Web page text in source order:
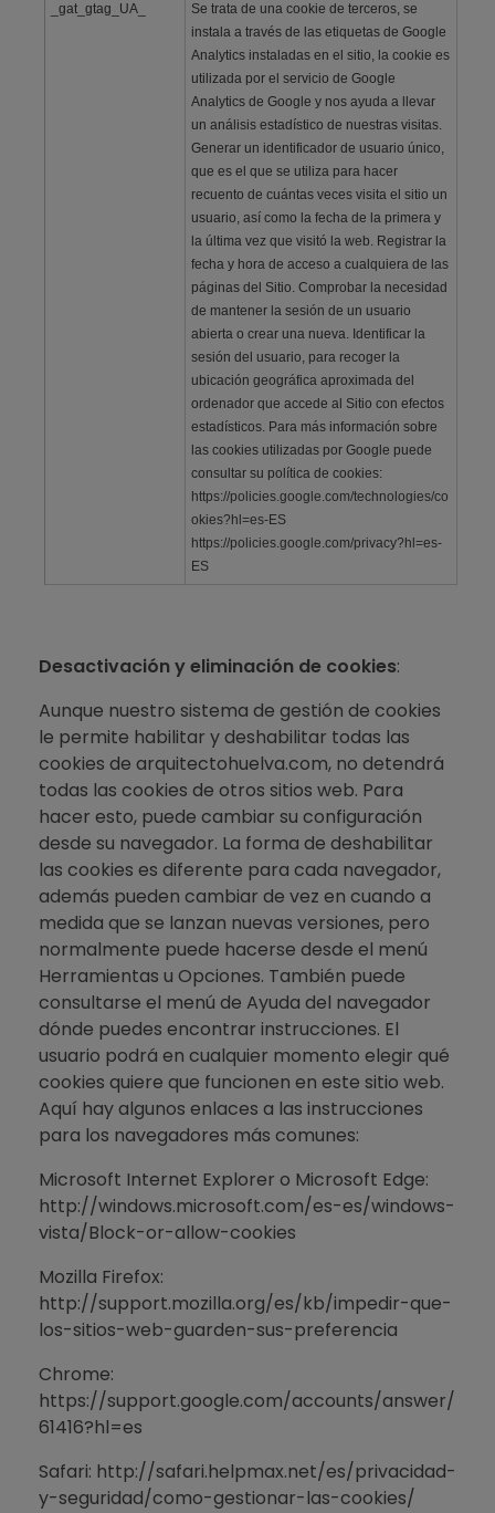
_gat_gtag_UA_
Se trata de una cookie de terceros, se
instala a través de las etiquetas de Google
Analytics instaladas en el sitio, la cookie es
utilizada por el servicio de Google
Analytics de Google y nos ayuda a llevar
un análisis estadístico de nuestras visitas.
Generar un identificador de usuario único,
que es el que se utiliza para hacer
recuento de cuántas veces visita el sitio un
usuario, así como la fecha de la primera y
la última vez que visitó la web. Registrar la
fecha y hora de acceso a cualquiera de las
páginas del Sitio. Comprobar la necesidad
de mantener la sesión de un usuario
abierta o crear una nueva. Identificar la
sesión del usuario, para recoger la
ubicación geográfica aproximada del
ordenador que accede al Sitio con efectos
estadísticos. Para más información sobre
las cookies utilizadas por Google puede
consultar su política de cookies:
https://policies.google.com/technologies/co
okies?hl=es-ES
https://policies.google.com/privacy?hl=es-
ES
Desactivación y eliminación de cookies:
Aunque nuestro sistema de gestión de cookies
le permite habilitar y deshabilitar todas las
cookies de arquitectohuelva.com, no detendrá
todas las cookies de otros sitios web. Para
hacer esto, puede cambiar su configuración
desde su navegador. La forma de deshabilitar
las cookies es diferente para cada navegador,
además pueden cambiar de vez en cuando a
medida que se lanzan nuevas versiones, pero
normalmente puede hacerse desde el menú
Herramientas u Opciones. También puede
consultarse el menú de Ayuda del navegador
dónde puedes encontrar instrucciones. El
usuario podrá en cualquier momento elegir qué
cookies quiere que funcionen en este sitio web.
Aquí hay algunos enlaces a las instrucciones
para los navegadores más comunes:
Microsoft Internet Explorer o Microsoft Edge:
http://windows.microsoft.com/es-es/windows-
vista/Block-or-allow-cookies
Mozilla Firefox:
http://support.mozilla.org/es/kb/impedir-que-
los-sitios-web-guarden-sus-preferencia
Chrome:
https://support.google.com/accounts/answer/
61416?hl=es
Safari: http://safari.helpmax.net/es/privacidad-
y-seguridad/como-gestionar-las-cookies/